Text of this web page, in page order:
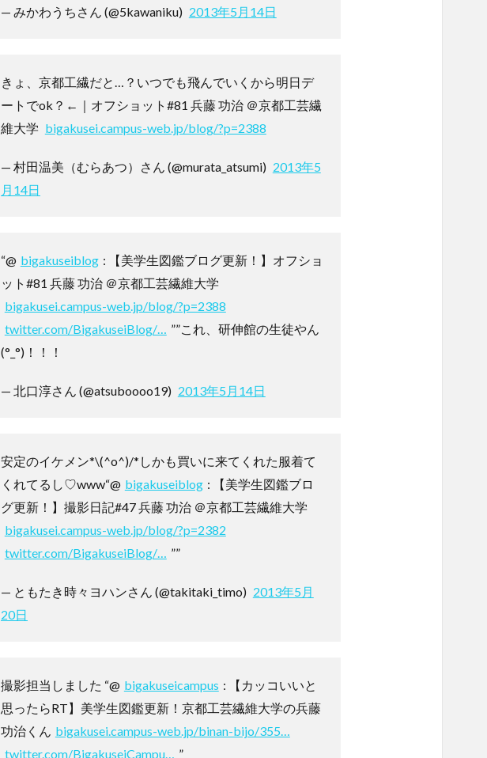
— みかわうちさん (@5kawaniku) 2013年5月14日
きょ、京都工繊だと…？いつでも飛んでいくから明日デ
ートでok？←｜オフショット#81 兵藤 功治 ＠京都工芸繊
維大学 bigakusei.campus-web.jp/blog/?p=2388
— 村田温美（むらあつ）さん (@murata_atsumi) 2013年5
月14日
“@ bigakuseiblog : 【美学生図鑑ブログ更新！】オフショ
ット#81 兵藤 功治 ＠京都工芸繊維大学
bigakusei.campus-web.jp/blog/?p=2388
twitter.com/BigakuseiBlog/…
””これ、研伸館の生徒やん
(°_°)！！！
— 北口淳さん (@atsuboooo19) 2013年5月14日
安定のイケメン*\(^o^)/*しかも買いに来てくれた服着て
くれてるし♡www“@ bigakuseiblog : 【美学生図鑑ブロ
グ更新！】撮影日記#47 兵藤 功治 ＠京都工芸繊維大学
bigakusei.campus-web.jp/blog/?p=2382
twitter.com/BigakuseiBlog/…
””
— ともたき時々ヨハンさん (@takitaki_timo) 2013年5月
20日
撮影担当しました “@ bigakuseicampus : 【カッコいいと
思ったらRT】美学生図鑑更新！京都工芸繊維大学の兵藤
功治くん
bigakusei.campus-web.jp/binan-bijo/355…
twitter.com/BigakuseiCampu…
”